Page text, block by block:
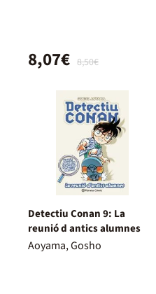
8,50€
8,07€
Detectiu Conan 9: La
reunió d antics alumnes
Aoyama, Gosho